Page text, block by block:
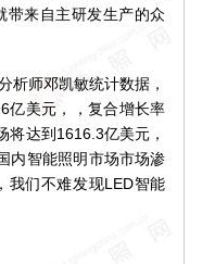
带来自主研发生产的众
师邓凯敏统计数据，
亿美元，，复合增长率
将达到1616.3亿美元，
内智能照明市场市场渗
我们不难发现LED智能